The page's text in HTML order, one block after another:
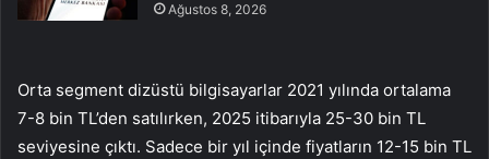
Ağustos 8, 2026
Orta segment dizüstü bilgisayarlar 2021 yılında ortalama
7-8 bin TL’den satılırken, 2025 itibarıyla 25-30 bin TL
seviyesine çıktı. Sadece bir yıl içinde fiyatların 12-15 bin TL